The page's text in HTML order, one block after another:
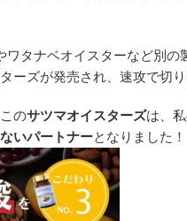
ワタナベオイスターなど別
ーズが発売され、速攻で切り
のサツマオイスターズは、
いパートナーとなりました！